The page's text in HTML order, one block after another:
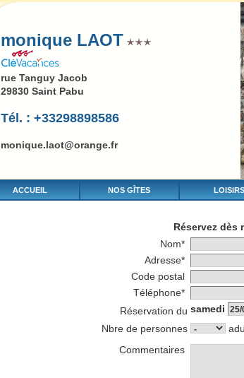
monique LAOT
rue Tanguy Jacob
29830 Saint Pabu
Tél. : +33298898586
monique.laot@orange.fr
ACCUEIL NOS GÎTES LOISIRS
Réservez dès
Nom*
Adresse*
Code postal
Téléphone*
Réservation du samedi
Nbre de personnes
Commentaires